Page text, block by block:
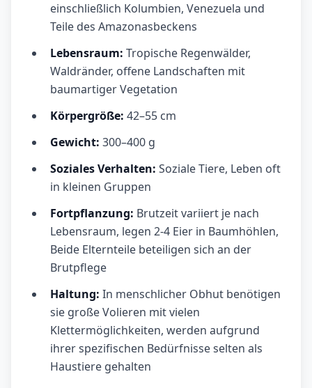
einschließlich Kolumbien, Venezuela und
Teile des Amazonasbeckens
Lebensraum: Tropische Regenwälder,
Waldränder, offene Landschaften mit
baumartiger Vegetation
Körpergröße: 42–55 cm
Gewicht: 300–400 g
Soziales Verhalten: Soziale Tiere, Leben oft
in kleinen Gruppen
Fortpflanzung: Brutzeit variiert je nach
Lebensraum, legen 2-4 Eier in Baumhöhlen,
Beide Elternteile beteiligen sich an der
Brutpflege
Haltung: In menschlicher Obhut benötigen
sie große Volieren mit vielen
Klettermöglichkeiten, werden aufgrund
ihrer spezifischen Bedürfnisse selten als
Haustiere gehalten